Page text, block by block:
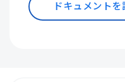
ドキュメントを